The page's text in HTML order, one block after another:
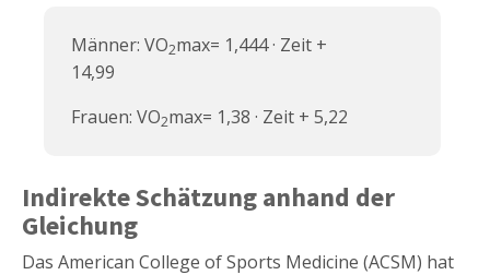
Männer: VO2max= 1,444 · Zeit +
14,99
Frauen: VO2max= 1,38 · Zeit + 5,22
Indirekte Schätzung anhand der
Gleichung
Das American College of Sports Medicine (ACSM) hat